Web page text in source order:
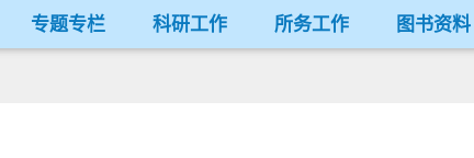
专题专栏 科研工作 所务工作 图书资料